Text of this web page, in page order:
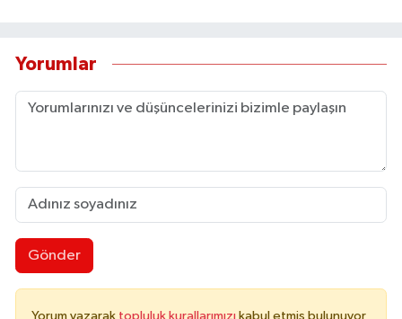
Yorumlar
Gönder
Yorum yazarak topluluk kurallarımızı kabul etmiş bulunuyor